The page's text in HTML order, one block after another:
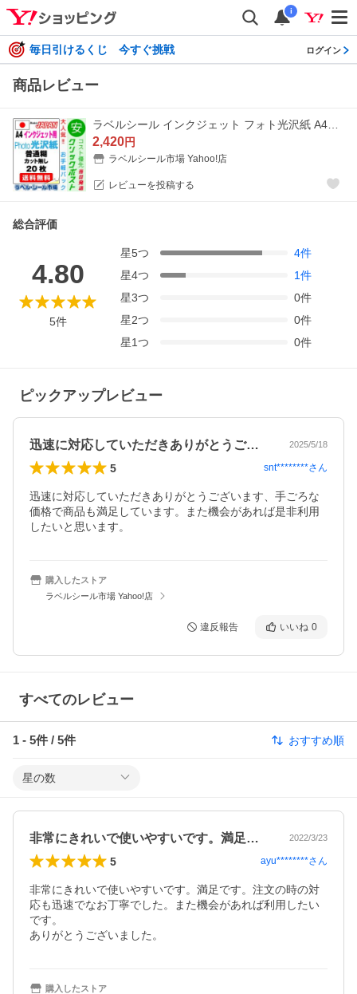
i
毎日引けるくじ 今すぐ挑戦 ログイン
商品レビュー
2,420円
ラベルシール市場 Yahoo!店
レビューを投稿する
総合評価
4.80
5件
星5つ 4件
星4つ 1件
星3つ 0件
星2つ 0件
星1つ 0件
ピックアップレビュー
迅速に対応していただきありがとうござい… 2025/5/18
5 snt********さん
迅速に対応していただきありがとうございます、手ごろな
価格で商品も満足しています。また機会があれば是非利用
したいと思います。
購入したストア
ラベルシール市場 Yahoo!店
違反報告 いいね 0
すべてのレビュー
1 - 5件 / 5件 おすすめ順
星の数
非常にきれいで使いやすいです。満足です… 2022/3/23
5 ayu********さん
非常にきれいで使いやすいです。満足です。注文の時の対
応も迅速でなお丁寧でした。また機会があれば利用したい
です。
ありがとうございました。
購入したストア